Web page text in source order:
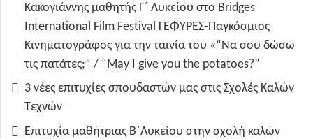
Κακογιάννης μαθητής Γ΄ Λυκείου στο Bridges
International Film Festival ΓΕΦΥΡΕΣ-Παγκόσμιος
Κινηματογράφος για την ταινία του «“Να σου δώσω
τις πατάτες;” / “May I give you the potatoes?”
3 νέες επιτυχίες σπουδαστών μας στις Σχολές Καλών
Τεχνών
Επιτυχία μαθήτριας Β΄Λυκείου στην σχολή καλών